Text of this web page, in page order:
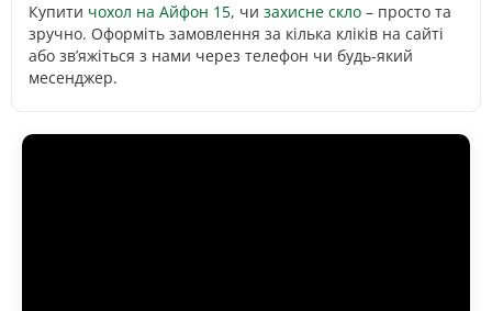
Купити чохол на Айфон 15, чи захисне скло – просто та
зручно. Оформіть замовлення за кілька кліків на сайті
або зв’яжіться з нами через телефон чи будь-який
месенджер.